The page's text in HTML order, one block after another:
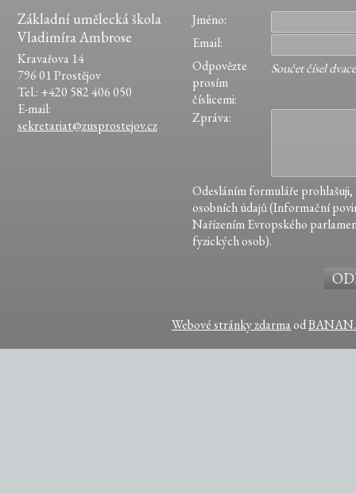
Základní umělecká škola
Vladimíra Ambrose
Kravařova 14
796 01 Prostějov
Tel.: +420 582 406 050
E-mail:
sekretariat@zusprostejov.cz
Jméno:
Email:
Odpovězte
prosím
číslicemi:
Součet čísel
Zpráva:
Odesláním formuláře prohlašuji,
osobních údajů (Informační
Nařízením Evropského
fyzických osob).
Webové stránky zdarmaod